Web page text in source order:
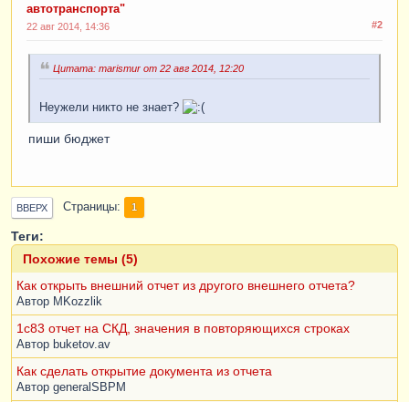
автотранспорта"
#2
22 авг 2014, 14:36
Цитата: marismur от 22 авг 2014, 12:20
Неужели никто не знает?
пиши бюджет
ВВЕРХ Страницы 1
Теги:
Похожие темы (5)
Как открыть внешний отчет из другого внешнего отчета?
Автор MKozzlik
1с83 отчет на СКД, значения в повторяющихся строках
Автор buketov.av
Как сделать открытие документа из отчета
Автор generalSBPM